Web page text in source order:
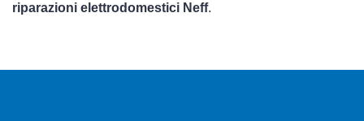
riparazioni elettrodomestici Neff.